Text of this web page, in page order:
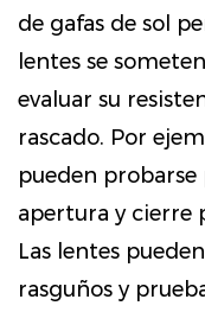
de gafas de sol
lentes se
evaluar su
rascado. Por
pueden
apertura y cierre
Las lentes
rasguños y